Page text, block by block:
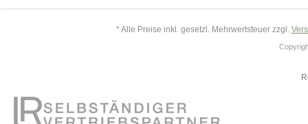
* Alle Preise inkl. gesetzl. Mehrwertsteuer zzgl.